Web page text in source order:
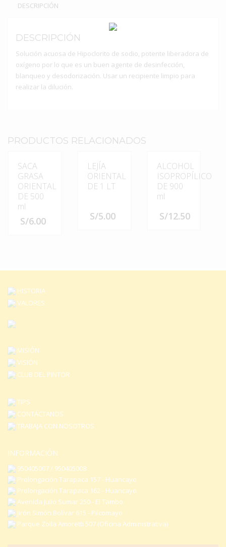
DESCRIPCIÓN
DESCRIPCIÓN
Solución acuosa de Hipoclorito de sodio, potente liberadora de
oxígeno por lo que es un buen agente de desinfección,
blanqueo y desodorización. Usar un recipiente limpio para
realizar la dilución.
PRODUCTOS RELACIONADOS
SACA
GRASA
ORIENTAL
DE 500
ml
S/6.00
LEJÍA
ORIENTAL
DE 1 LT
S/5.00
ALCOHOL
ISOPROPÍLICO
DE 900
ml
S/12.50
HISTORIA
VALORES
MISIÓN
VISIÓN
CLUB DEL PINTOR
TIPS
CONTÁCTANOS
TRABAJA CON NOSOTROS
INFORMACIÓN
950405007 / 950405008
Prolongación Tarapaca 157 - Huancayo
Prolongación Tarapaca 162 - Huancayo
Avenida Julio Sumar 250 - El Tambo
Jirón Simón Bolívar 615 - Pilcomayo
Parque Zoila Amoretti 507 (Oficina Administrativa)